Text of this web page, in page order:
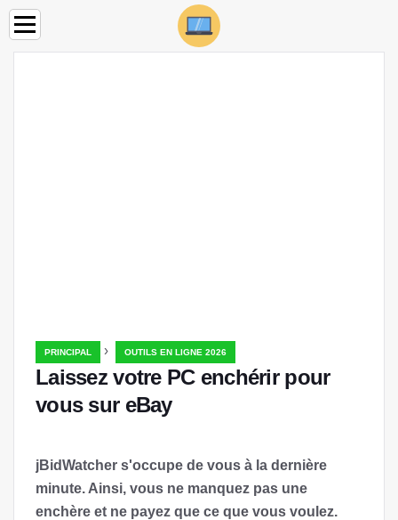
PRINCIPAL › OUTILS EN LIGNE 2026
Laissez votre PC enchérir pour
vous sur eBay
jBidWatcher s'occupe de vous à la dernière
minute. Ainsi, vous ne manquez pas une
enchère et ne payez que ce que vous voulez.